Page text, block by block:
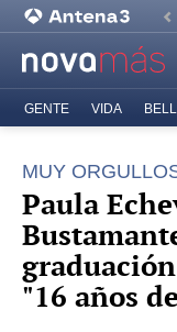
GENTE VIDA
MUY
Paula
"16 años